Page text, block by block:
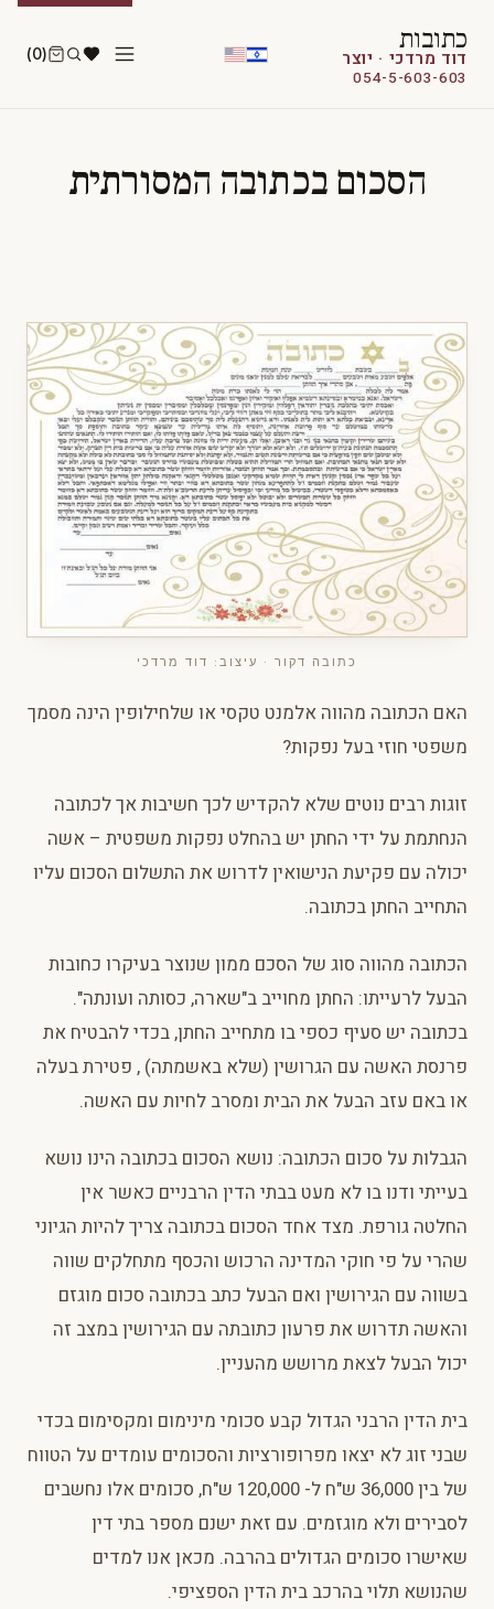
כתובות
דוד מרדכי · יוצר
054-5-603-603
(0)
הסכום בכתובה המסורתית
כתובה דקור · עיצוב: דוד מרדכי
האם הכתובה מהווה אלמנט טקסי או שלחילופין הינה מסמך
משפטי חוזי בעל נפקות?
זוגות רבים נוטים שלא להקדיש לכך חשיבות אך לכתובה
הנחתמת על ידי החתן יש בהחלט נפקות משפטית – אשה
יכולה עם פקיעת הנישואין לדרוש את התשלום הסכום עליו
התחייב החתן בכתובה.
הכתובה מהווה סוג של הסכם ממון שנוצר בעיקרו כחובות
הבעל לרעייתו: החתן מחוייב ב"שארה, כסותה ועונתה".
בכתובה יש סעיף כספי בו מתחייב החתן, בכדי להבטיח את
פרנסת האשה עם הגרושין (שלא באשמתה) , פטירת בעלה
או באם עזב הבעל את הבית ומסרב לחיות עם האשה.
הגבלות על סכום הכתובה: נושא הסכום בכתובה הינו נושא
בעייתי ודנו בו לא מעט בבתי הדין הרבניים כאשר אין
החלטה גורפת. מצד אחד הסכום בכתובה צריך להיות הגיוני
שהרי על פי חוקי המדינה הרכוש והכסף מתחלקים שווה
בשווה עם הגירושין ואם הבעל כתב בכתובה סכום מוגזם
והאשה תדרוש את פרעון כתובתה עם הגירושין במצב זה
יכול הבעל לצאת מרושש מהעניין.
בית הדין הרבני הגדול קבע סכומי מינימום ומקסימום בכדי
שבני זוג לא יצאו מפרופורציות והסכומים עומדים על הטווח
של בין 36,000 ש"ח ל- 120,000 ש"ח, סכומים אלו נחשבים
לסבירים ולא מוגזמים. עם זאת ישנם מספר בתי דין
שאישרו סכומים הגדולים בהרבה. מכאן אנו למדים
שהנושא תלוי בהרכב בית הדין הספציפי.